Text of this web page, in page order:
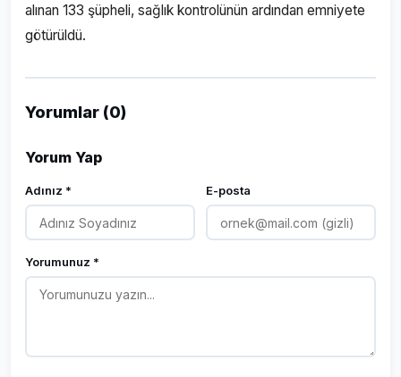
alınan 133 şüpheli, sağlık kontrolünün ardından emniyete
götürüldü.
Yorumlar (0)
Yorum Yap
Adınız * E-posta
Yorumunuz *